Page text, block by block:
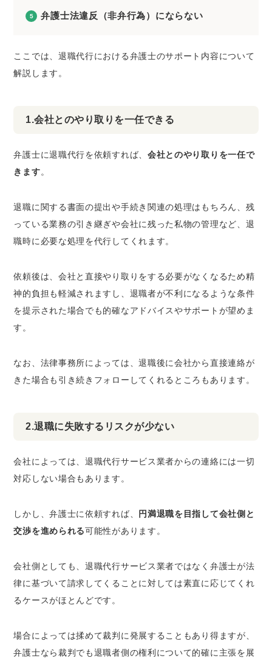
弁護士法違反（非弁行為）にならない
ここでは、退職代行における弁護士のサポート内容について
解説します。
1.会社とのやり取りを一任できる
弁護士に退職代行を依頼すれば、 会社とのやり取りを一任で
きます。
退職に関する書面の提出や手続き関連の処理はもちろん、残
っている業務の引き継ぎや会社に残った私物の管理など、退
職時に必要な処理を代行してくれます。
依頼後は、会社と直接やり取りをする必要がなくなるため精
神的負担も軽減されますし、退職者が不利になるような条件
を提示された場合でも的確なアドバイスやサポートが望めま
す。
なお、法律事務所によっては、退職後に会社から直接連絡が
きた場合も引き続きフォローしてくれるところもあります。
2.退職に失敗するリスクが少ない
会社によっては、退職代行サービス業者からの連絡には一切
対応しない場合もあります。
しかし、弁護士に依頼すれば、
円満退職を目指して会社側と
交渉を進められる可能性があります。
会社側としても、退職代行サービス業者ではなく弁護士が法
律に基づいて請求してくることに対しては素直に応じてくれ
るケースがほとんどです。
場合によっては揉めて裁判に発展することもあり得ますが、
弁護士なら裁判でも退職者側の権利について的確に主張を展